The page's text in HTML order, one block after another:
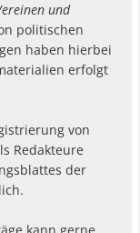
und
politischen
haben hierbei
erfolgt
von
Redakteure
der